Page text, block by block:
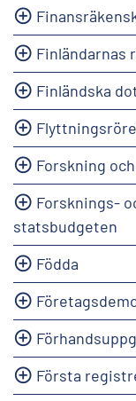
Finländarnas
Finländska
Forskning
Forsknings-
statsbudgeten
Födda
Första